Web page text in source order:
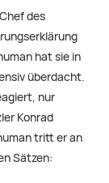
des
hat sie in
überdacht.
nur
Konrad
tritt er an
Sätzen: